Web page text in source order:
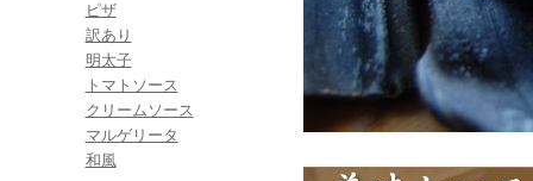
ピザ
訳あり
明太子
トマトソース
クリームソース
マルゲリータ
和風